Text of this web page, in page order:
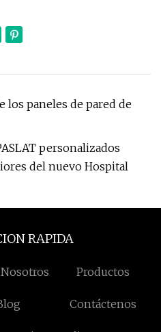
los paneles de pared de
personalizados
del nuevo Hospital
RAPIDA
Productos
Contáctenos